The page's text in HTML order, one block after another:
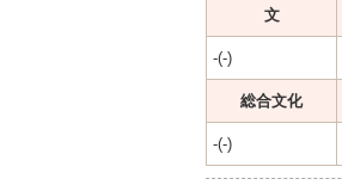
文
-(-)
総合文化
-(-)